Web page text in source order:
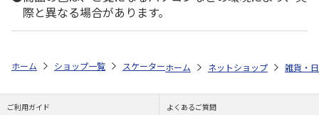
際と異なる場合があります。
ホーム ショップ一覧 スケーター アクリル製クリアなお箸 21cm す
ホーム ネットショップ 雑貨・
ご利用ガイド よくあるご質問